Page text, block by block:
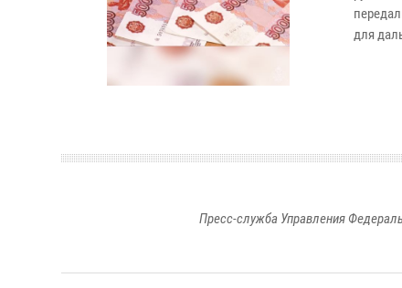
для
Пресс-служба Управления